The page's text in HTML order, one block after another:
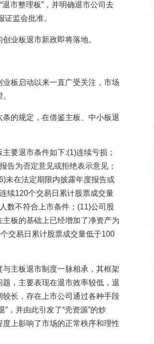
市整理板”，并明确退市公司去
监会批准。
业板退市新政即将落地。
板启动以来一直广受关注，市场
的规定，在借鉴主板、中小板退
要退市条件如下:(1)连续亏损；
告为否定意见或拒绝表示意见；
未在法定期限内披露年度报告或
续120个交易日累计股票成交量
数不符合上市条件；(11)公司股
板的基础上已经增加了净资产为
交易日累计股票成交量低于100
主板退市制度一脉相承，其框架
，主要表现在退市效率较低，退
长，存在上市公司通过各种手段
，并由此引发了“壳资源”的炒
上影响了市场的正常秩序和理性